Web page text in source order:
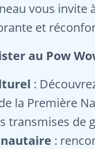
vous
et
au Pow
:
la Première
transmises de
: